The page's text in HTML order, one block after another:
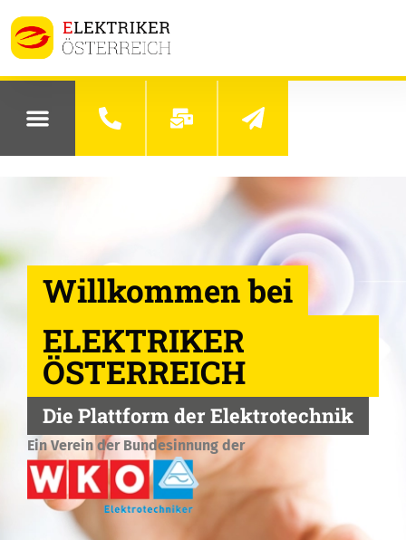
Willkommen bei
ELEKTRIKER
ÖSTERREICH
Die Plattform der Elektrotechnik
Ein Verein der Bundesinnung der